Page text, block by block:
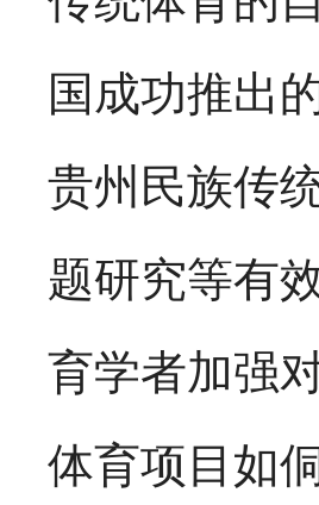
国成功推出
贵州民族传
题研究等有
育学者加强
体育项目如